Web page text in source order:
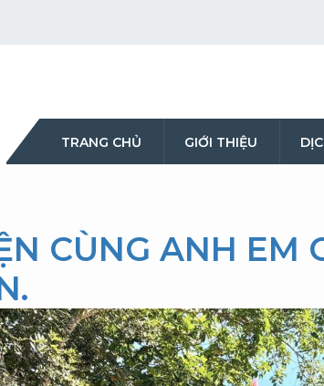
TRANG CHỦ GIỚI THIỆU
CÙNG ANH EM